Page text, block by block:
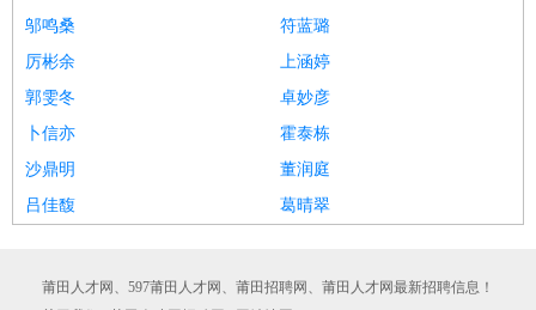
邬鸣桑
符蓝璐
厉彬余
上涵婷
郭雯冬
卓妙彦
卜信亦
霍泰栋
沙鼎明
董润庭
吕佳馥
葛晴翠
莆田人才网、597莆田人才网、莆田招聘网、莆田人才网最新招聘信息！